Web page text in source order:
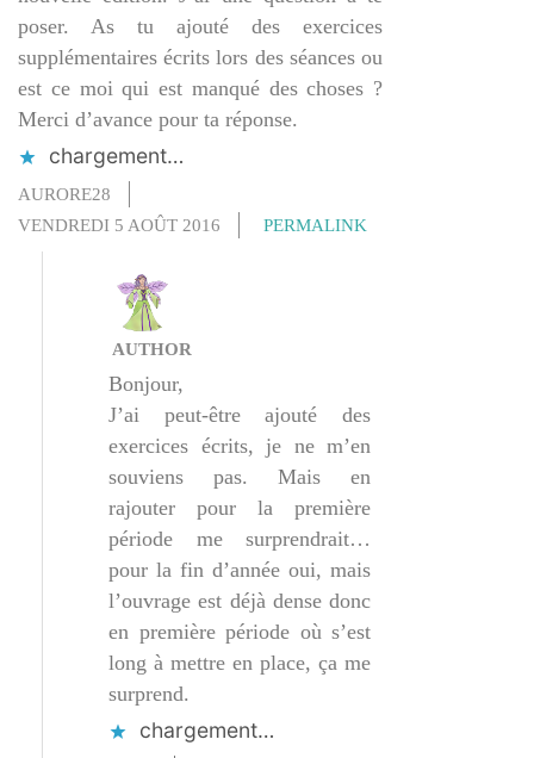
poser. As tu ajouté des exercices
supplémentaires écrits lors des séances ou
est ce moi qui est manqué des choses ?
Merci d’avance pour ta réponse.
chargement…
AURORE28
VENDREDI 5 AOÛT 2016
PERMALINK
AUTHOR
Bonjour,
J’ai peut-être ajouté des
exercices écrits, je ne m’en
souviens pas. Mais en
rajouter pour la première
période me surprendrait…
pour la fin d’année oui, mais
l’ouvrage est déjà dense donc
en première période où s’est
long à mettre en place, ça me
surprend.
chargement…